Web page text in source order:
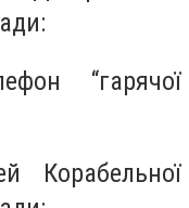
“гарячої
Корабельної